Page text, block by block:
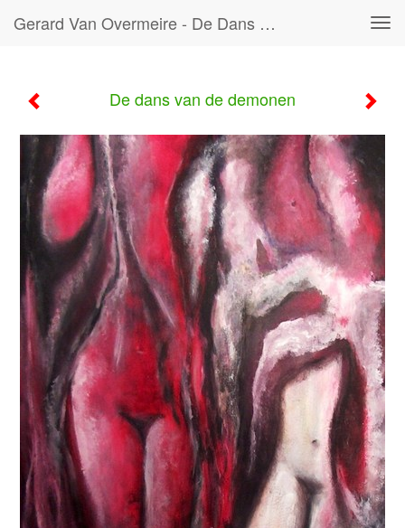
Gerard Van Overmeire - De Dans Van De Demonen
De dans van de demonen